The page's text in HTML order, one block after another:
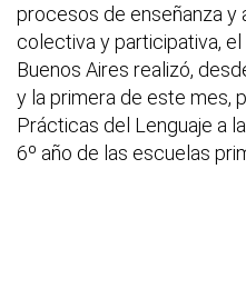
procesos de enseñanza y
colectiva y participativa,
Buenos Aires realizó,
y la primera de este mes,
Prácticas del Lenguaje a
6º año de las escuelas